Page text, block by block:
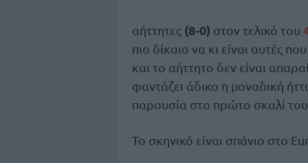
αήττητες (8-0) στον τελικό του
πιο δίκαιο να κι είναι αυτές
και το αήττητο δεν είναι
φαντάζει άδικο η μοναδική
παρουσία στο πρώτο σκαλί
Το σκηνικό είναι σπάνιο στο